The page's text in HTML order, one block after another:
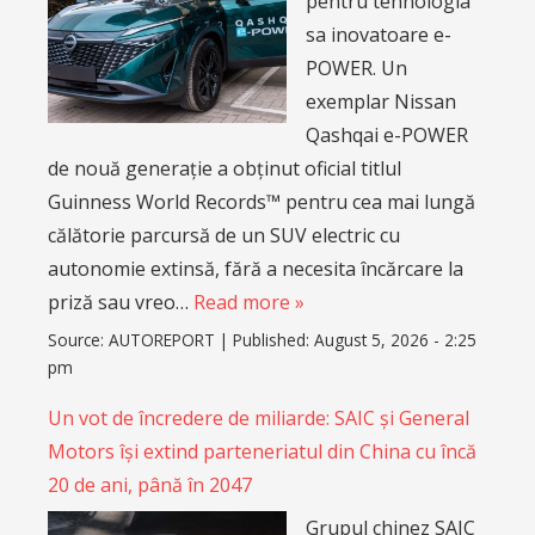
sa inovatoare e-
POWER. Un
exemplar Nissan
Qashqai e-POWER
de nouă generație a obținut oficial titlul
Guinness World Records™ pentru cea mai lungă
călătorie parcursă de un SUV electric cu
autonomie extinsă, fără a necesita încărcare la
priză sau vreo… Read more »
Source: AUTOREPORT | Published: August 5, 2026 - 2:25
pm
Un vot de încredere de miliarde: SAIC și General
Motors își extind parteneriatul din China cu încă
20 de ani, până în 2047
Grupul chinez SAIC